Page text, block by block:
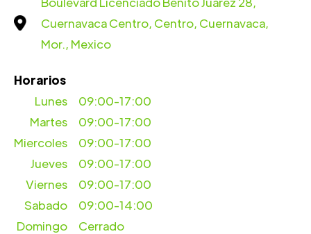
Cuernavaca Centro, Centro, Cuernavaca,
Mor., Mexico
Horarios
09:00-17:00
Martes
Miercoles
Lunes
09:00-17:00
09:00-17:00
Jueves
09:00-17:00
Viernes
09:00-17:00
Sabado
09:00-14:00
Domingo
Cerrado